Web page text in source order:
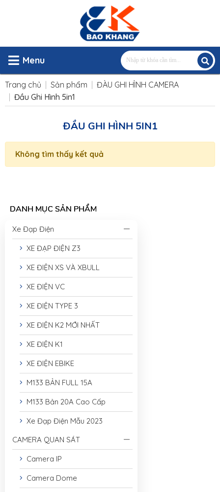
Menu
Trang chủ Sản phẩm
ĐÀU GHI HÌNH CAMERA
Đầu Ghi Hình 5in1
ĐẦU GHI HÌNH 5IN1
Không tìm thấy kết quả
DANH MỤC SẢN PHẨM
Xe Đạp Điện
XE ĐẠP ĐIỆN Z3
XE ĐIỆN XS VÀ XBULL
XE ĐIỆN VC
XE ĐIỆN TYPE 3
XE ĐIỆN K2 MỚI NHẤT
XE ĐIỆN K1
XE ĐIỆN EBIKE
M133 BẢN FULL 15A
M133 Bản 20A Cao Cấp
Xe Đạp Điện Mẫu 2023
CAMERA QUAN SÁT
Camera IP
Camera Dome